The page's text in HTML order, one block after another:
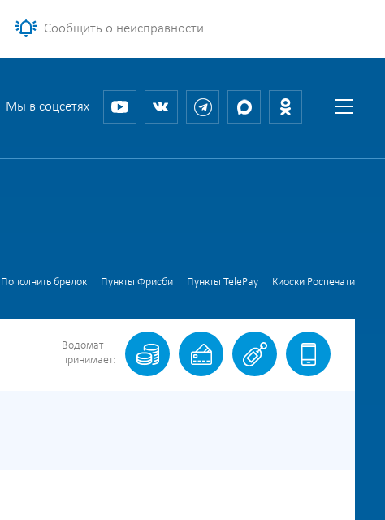
Сообщить о неисправности
Мы в соцсетях
Пополнить брелок Пункты Фрисби Пункты TelePay Киоски Роспечати
Водомат
принимает: